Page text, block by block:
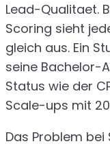
Lead-Qualitaet.
Scoring sieht
gleich aus. Ein
seine Bachelor-
Status wie der
Scale-ups mit
Das Problem